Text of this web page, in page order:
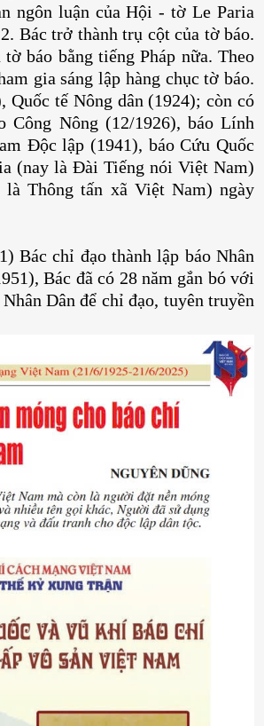
ngôn luận của Hội - tờ Le Paria
Bác trở thành trụ cột của tờ báo.
báo bằng tiếng Pháp nữa. Theo
gia sáng lập hàng chục tờ báo.
tế Nông dân (1924); còn có
Công Nông (12/1926), báo Lính
Độc lập (1941), báo Cứu Quốc
(nay là Đài Tiếng nói Việt Nam)
Thông tấn xã Việt Nam) ngày
Bác chỉ đạo thành lập báo Nhân
Bác đã có 28 năm gắn bó với
Dân để chỉ đạo, tuyên truyền